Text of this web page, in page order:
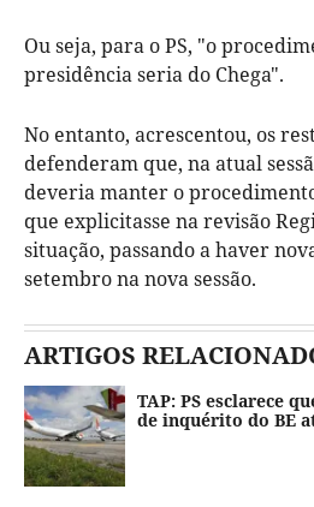
Ou seja, para o PS, "o
presidência seria do Chega".
No entanto, acrescentou, os
defenderam que, na atual
deveria manter o
que explicitasse na revisão
situação, passando a haver
setembro na nova sessão.
ARTIGOS
TAP: PS esclarece
de inquérito do BE